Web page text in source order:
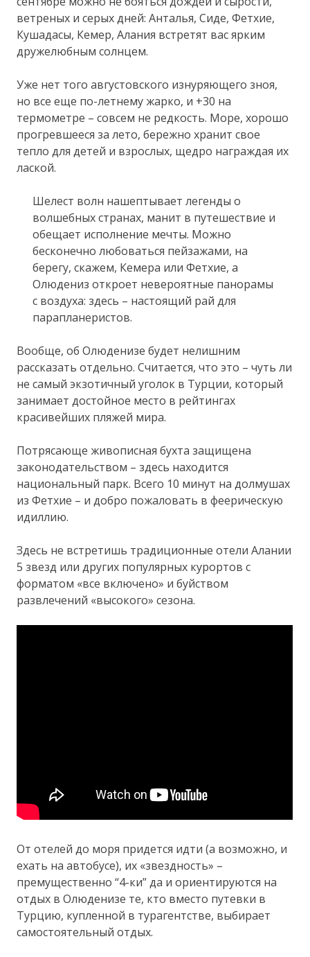
ветреных и серых дней: Анталья, Сиде, Фетхие,
Кушадасы, Кемер, Алания встретят вас ярким
дружелюбным солнцем.
Уже нет того августовского изнуряющего зноя,
но все еще по-летнему жарко, и +30 на
термометре – совсем не редкость. Море, хорошо
прогревшееся за лето, бережно хранит свое
тепло для детей и взрослых, щедро награждая их
лаской.
Шелест волн нашептывает легенды о
волшебных странах, манит в путешествие и
обещает исполнение мечты. Можно
бесконечно любоваться пейзажами, на
берегу, скажем, Кемера или Фетхие, а
Олюдениз откроет невероятные панорамы
с воздуха: здесь – настоящий рай для
парапланеристов.
Вообще, об Олюденизе будет нелишним
рассказать отдельно. Считается, что это – чуть ли
не самый экзотичный уголок в Турции, который
занимает достойное место в рейтингах
красивейших пляжей мира.
Потрясающе живописная бухта защищена
законодательством – здесь находится
национальный парк. Всего 10 минут на долмушах
из Фетхие – и добро пожаловать в феерическую
идиллию.
Здесь не встретишь традиционные отели Алании
5 звезд или других популярных курортов с
форматом «все включено» и буйством
развлечений «высокого» сезона.
От отелей до моря придется идти (а возможно, и
ехать на автобусе), их «звездность» –
премущественно “4-ки” да и ориентируются на
отдых в Олюденизе те, кто вместо путевки в
Турцию, купленной в турагентстве, выбирает
самостоятельный отдых.